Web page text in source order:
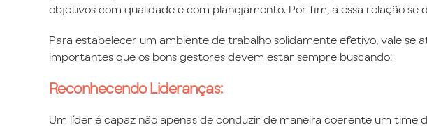
objetivos com qualidade e com planejamento. Por fim, a essa relação se
Para estabelecer um ambiente de trabalho solidamente efetivo, vale se
importantes que os bons gestores devem estar sempre buscando:
Reconhecendo Lideranças:
Um líder é capaz não apenas de conduzir de maneira coerente um time